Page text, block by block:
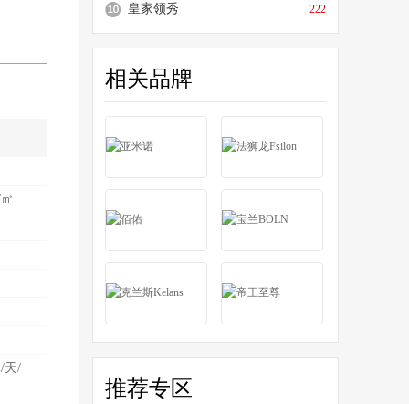
天/
皇家领秀 222
相关品牌
推荐专区